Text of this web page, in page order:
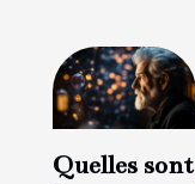
Quelles sont